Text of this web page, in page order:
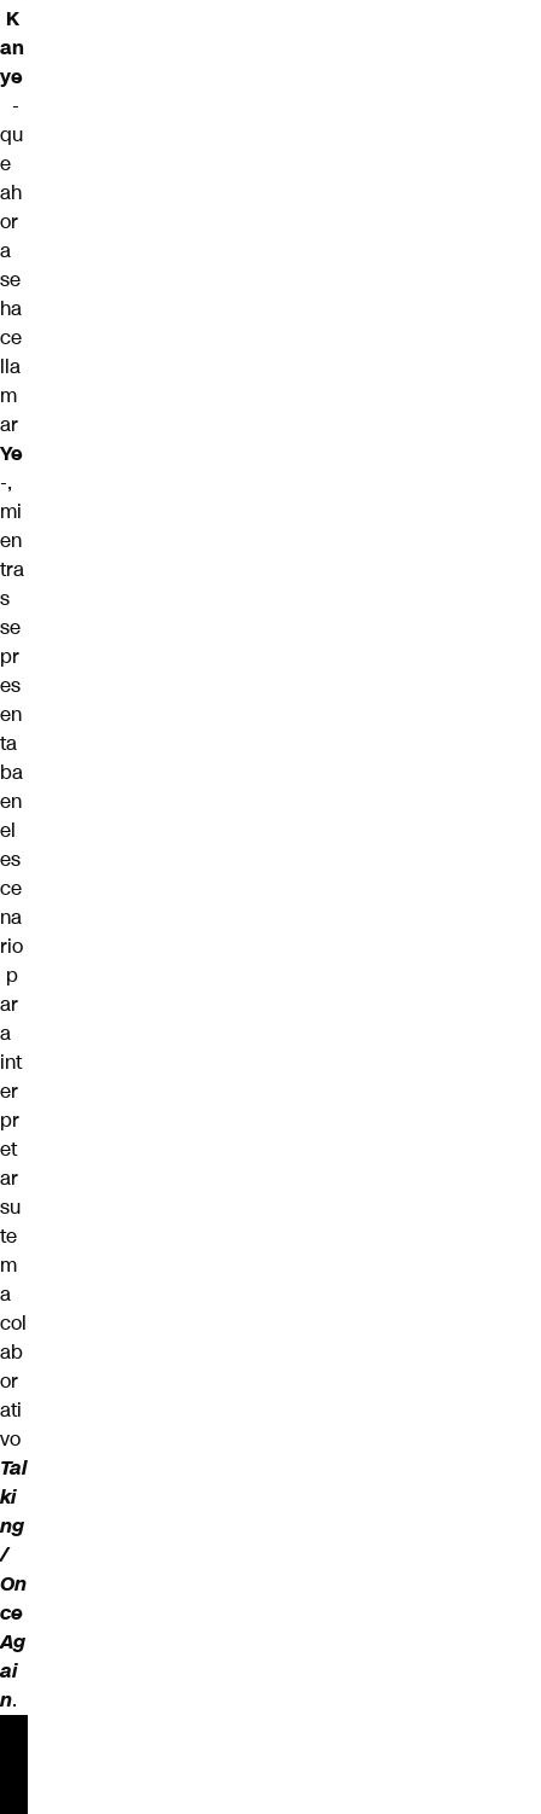
K
an
ye
-
qu
e
ah
or
a
se
ha
ce
lla
m
ar
Ye
-,
mi
en
tra
s
se
pr
es
en
ta
ba
en
el
es
ce
na
rio
p
ar
a
int
er
pr
et
ar
su
te
m
a
col
ab
or
ati
vo
Tal
ki
ng
/
On
ce
Ag
ai
n.